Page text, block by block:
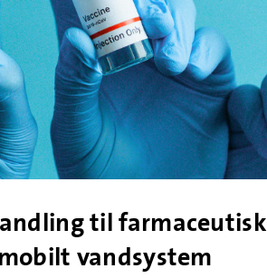
til farmaceutisk
vandsystem